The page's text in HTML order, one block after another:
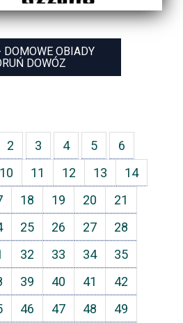
DOMOWE OBIADY
DOWÓZ
2 3 4 5
6
10 11 12 13
14
18 19 20
21
25 26 27
28
32 33 34
35
39 40 41
42
46 47 48
49